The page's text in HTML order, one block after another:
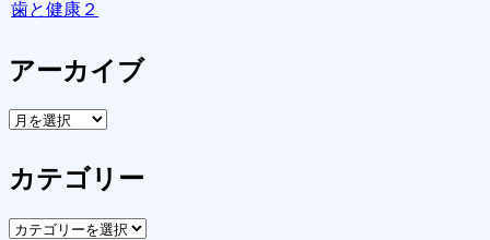
歯と健康２
アーカイブ
ア
カ
イ
カテゴリー
カ